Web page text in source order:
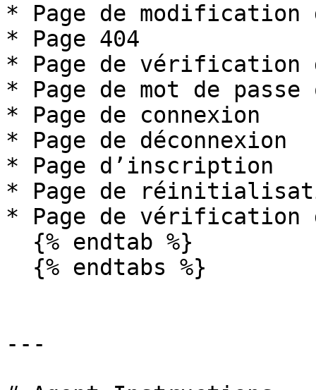
* Page de
* Page 404
* Page de vérification
* Page de mot de
* Page de connexion
* Page de déconnexion
* Page d’inscription
* Page de
* Page de vérification
---